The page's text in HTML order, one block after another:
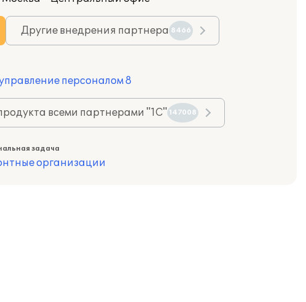
Другие внедрения партнера 8466
персоналом 8
всеми партнерами "1С" 147008
задача
организации